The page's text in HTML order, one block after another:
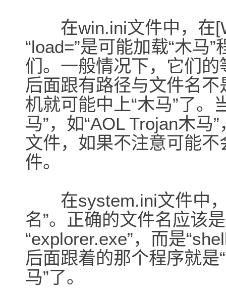
在win.ini文件中，在
“load=”是可能加载“木马
们。一般情况下，它们
后面跟有路径与文件名
机就可能中上“木马”了。
马”，如“AOL Trojan木马
文件，如果不注意可能
件。
在system.ini文件中，
名”。正确的文件名应该
“explorer.exe”，而是
后面跟着的那个程序就是
马”了。